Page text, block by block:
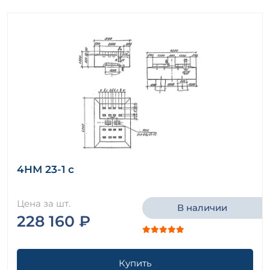
4НМ 23-1 с
Цена за шт.
228 160 ₽
В наличии
Купить